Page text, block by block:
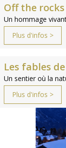
Off the rocks
Un hommage
Plus d'infos >
Les fables
Un sentier où la
Plus d'infos >